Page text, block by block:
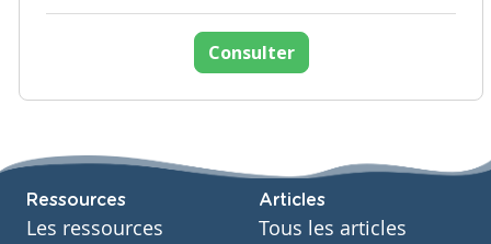
Consulter
Ressources
Les ressources
Articles
Tous les articles